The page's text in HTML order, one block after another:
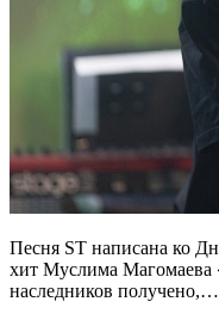
Песня ST написана ко
хит Муслима Магомаева
наследников получено,…